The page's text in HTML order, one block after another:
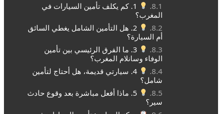
1. كم يكلف تأمين السيارات في
المغرب؟
2. هل التأمين الشامل يغطي السائق
أم السيارة؟
3. ما الفرق الرئيسي بين تأمين
الوفاء وسانلام المغرب؟
4. سيارتي قديمة، هل أحتاج لتأمين
شامل؟
5. ماذا أفعل مباشرة بعد وقوع حادث
سير؟